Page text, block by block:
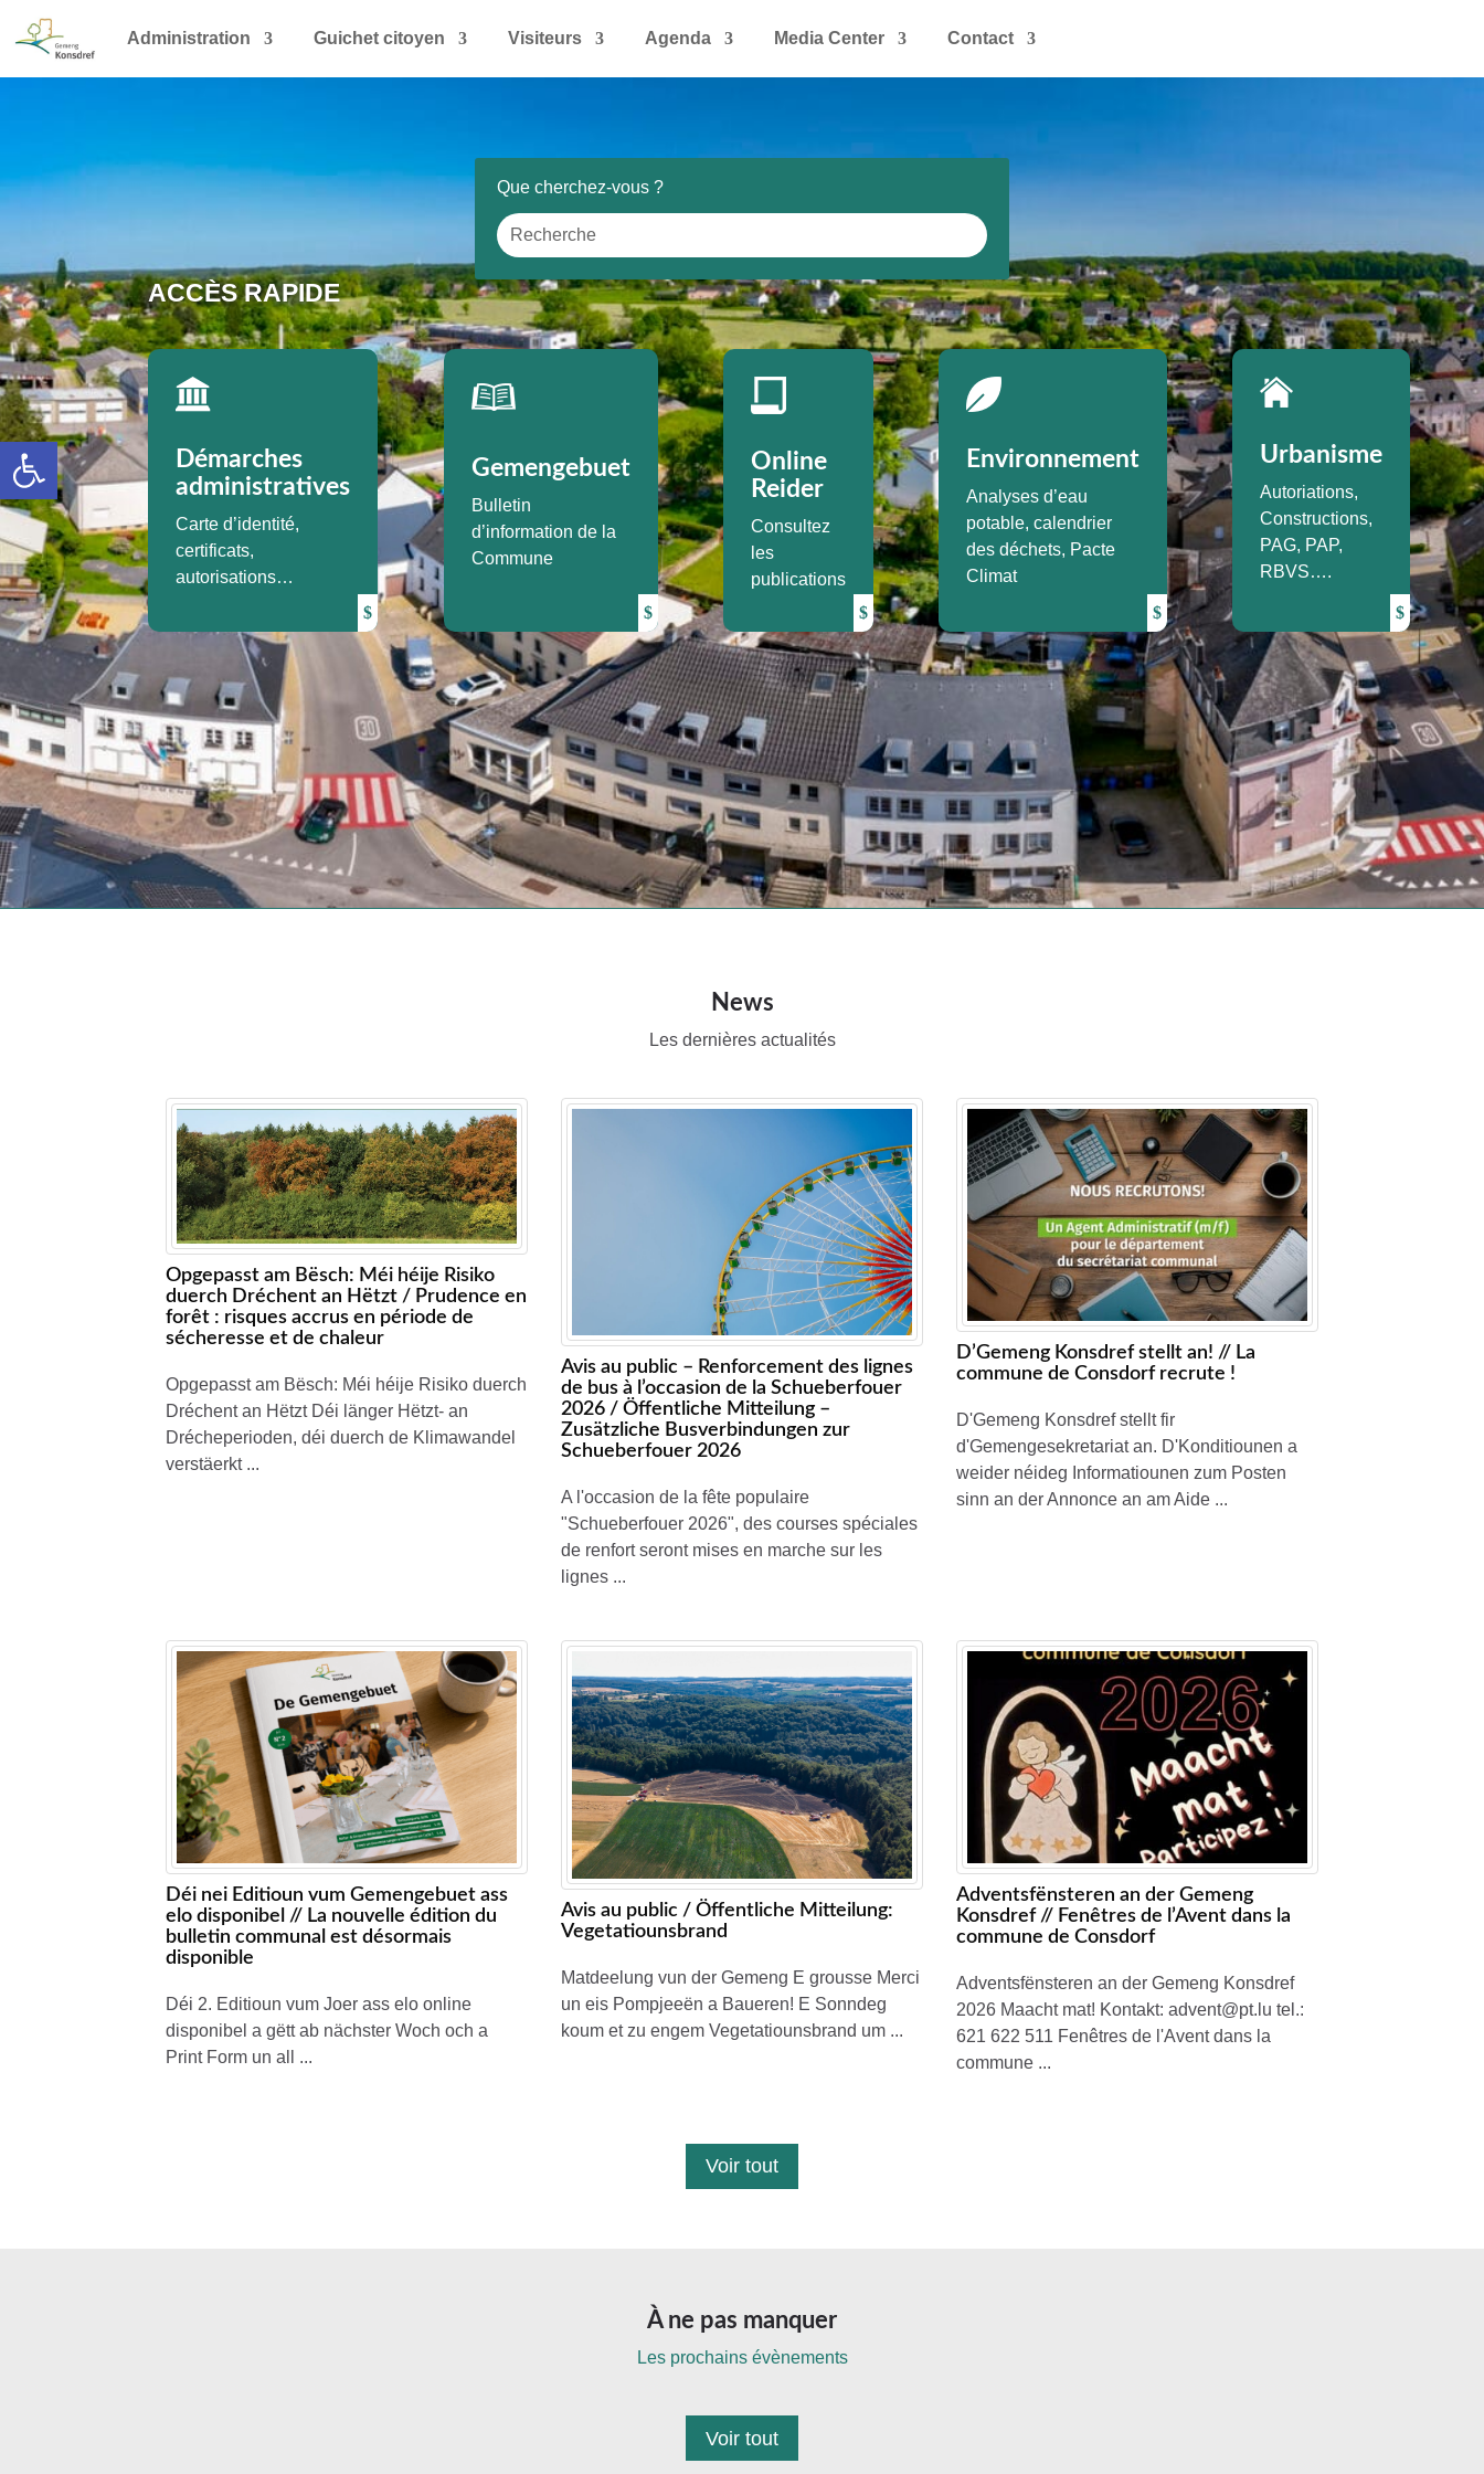
Administration Guichet citoyen Visiteurs Agenda Media Center Contact
ACCÈS RAPIDE
Démarches
administratives
Carte d’identité,
certificats,
autorisations…
Gemengebuet
Bulletin
d’information de la
Commune
Online
Reider
Consultez
les
publications
Environnement
Analyses d’eau
potable, calendrier
des déchets, Pacte
Climat
Urbanisme
Autoriations,
Constructions,
PAG, PAP,
RBVS….
News
Les dernières actualités
Opgepasst am Bësch: Méi héije Risiko
duerch Dréchent an Hëtzt / Prudence en
forêt : risques accrus en période de
sécheresse et de chaleur
Opgepasst am Bësch: Méi héije Risiko duerch
Dréchent an Hëtzt Déi länger Hëtzt- an
Drécheperioden, déi duerch de Klimawandel
verstäerkt ...
Avis au public – Renforcement des lignes
de bus à l’occasion de la Schueberfouer
2026 / Öffentliche Mitteilung –
Zusätzliche Busverbindungen zur
Schueberfouer 2026
A l'occasion de la fête populaire
"Schueberfouer 2026", des courses spéciales
de renfort seront mises en marche sur les
lignes ...
D’Gemeng Konsdref stellt an! // La
commune de Consdorf recrute !
D'Gemeng Konsdref stellt fir
d'Gemengesekretariat an. D'Konditiounen a
weider néideg Informatiounen zum Posten
sinn an der Annonce an am Aide ...
Déi nei Editioun vum Gemengebuet ass
elo disponibel // La nouvelle édition du
bulletin communal est désormais
disponible
Déi 2. Editioun vum Joer ass elo online
disponibel a gëtt ab nächster Woch och a
Print Form un all ...
Avis au public / Öffentliche Mitteilung:
Vegetatiounsbrand
Matdeelung vun der Gemeng E grousse Merci
un eis Pompjeeën a Baueren! E Sonndeg
koum et zu engem Vegetatiounsbrand um ...
Adventsfënsteren an der Gemeng
Konsdref // Fenêtres de l’Avent dans la
commune de Consdorf
Adventsfënsteren an der Gemeng Konsdref
2026 Maacht mat! Kontakt: advent@pt.lu tel.:
621 622 511 Fenêtres de l'Avent dans la
commune ...
Voir tout
À ne pas manquer
Les prochains évènements
Voir tout
Ouvrir la barre d’outils